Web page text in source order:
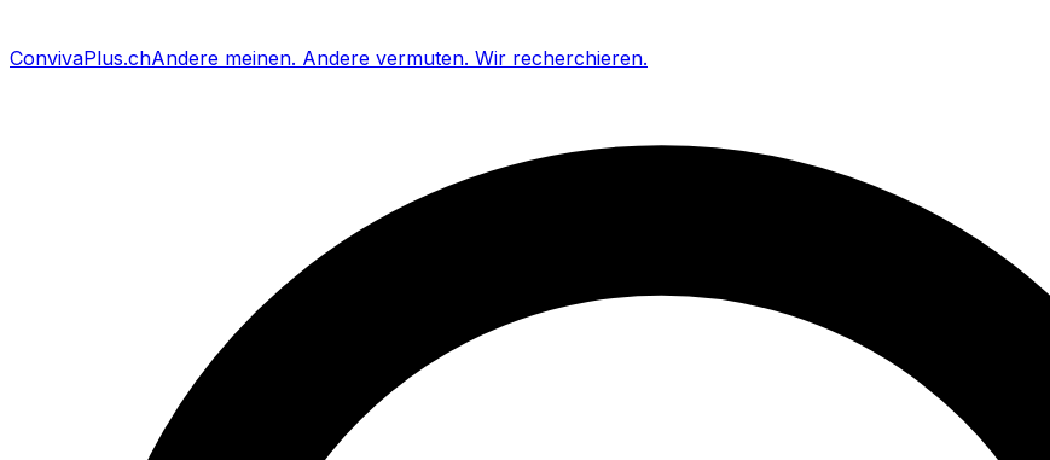
ConvivaPlus.chAndere meinen. Andere vermuten. Wir recherchieren.